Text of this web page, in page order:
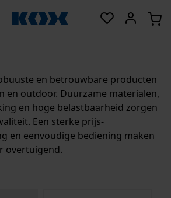
en betrouwbare producten
en outdoor. Duurzame materialen,
en hoge belastbaarheid zorgen
Een sterke prijs-
en eenvoudige bediening maken
overtuigend.